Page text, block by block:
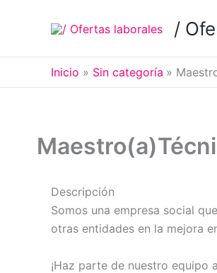
/
Inicio Sin categoría
Descripción
Somos una empresa social
otras entidades en la mejora
¡Haz parte de nuestro equipo